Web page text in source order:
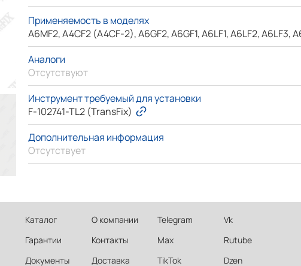
Применяемость в моделях
A6MF2, A4CF2 (A4CF-2), A6GF2, A6GF1, A6LF1, A6LF2, A6LF3,
Аналоги
Отсутствуют
Инструмент требуемый для установки
F-102741-TL2 (TransFix)
Дополнительная информация
Отсутствует
Каталог
Гарантии
Документы
О компании
Контакты
Доставка
Telegram
Max
TikTok
Vk
Rutube
Dzen